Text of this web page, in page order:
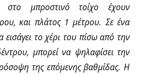
στο μπροστινό τοίχο έχουν
και πλάτος 1 μέτρου. Σε ένα
εισάγει το χέρι του πίσω από την
μπορεί να ψηλαφίσει την
της επόμενης βαθμίδας. Η